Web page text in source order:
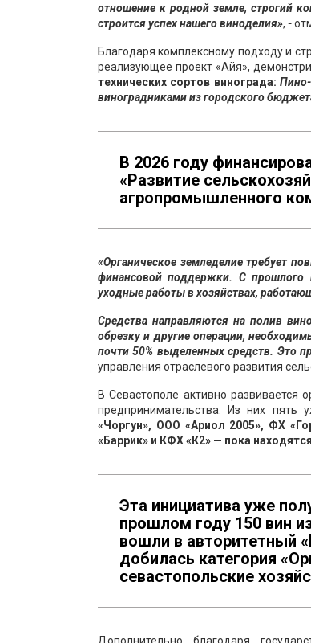
отношение к родной земле, строгий
строится успех нашего виноделия», -
Благодаря комплексному подходу и
реализующее проект «Айя»,
технических сортов винограда:
виноградниками из городского
В 2026 году
«Развитие
агропромышленного
«Органическое земледелие требует
финансовой поддержки. С прошлого
уходные работы в хозяйствах,
Средства направляются на полив
обрезку и другие операции,
почти 50% выделенных средств. Это
управления отраслевого развития
В Севастополе активно развивается
предпринимательства. Из них пять
«Чоргун», ООО «Ариол 2005», ФХ
«Баррик» и КФХ «К2» — пока
Эта инициатива уже
прошлом году 150 вин
вошли в авторитетный
добилась категория
севастопольские